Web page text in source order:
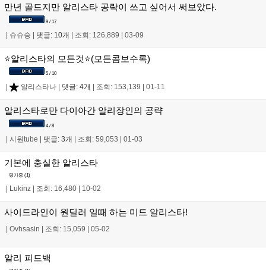
만년 골드지만 알리스타 공략이 쓰고 싶어서 써보았다.
9 / 17
슈슈숭 댓글: 10개 조회: 126,889 03-09
⭐알리스타의 모든것⭐(모든콤보수록)
5 / 10
알리스타나 댓글: 4개 조회: 153,139 01-11
알리스타로만 다이아간 알리장인의 공략
4 / 8
| 시원tube | 댓글: 3개 | 조회: 59,053 | 01-03
기본에 충실한 알리스타
평가중 (1)
Lukinz 조회: 16,480 10-02
사이드라인이 원딜러 일때 하는 미드 알리스타!
Ovhsasin 조회: 15,059 05-02
알리 피드백